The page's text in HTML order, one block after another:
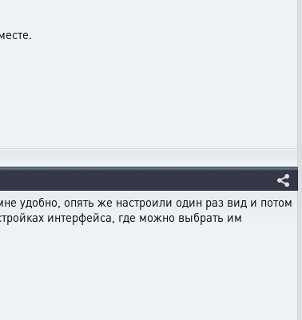
удобно, опять же настроили один раз вид и потом
интерфейса, где можно выбрать им